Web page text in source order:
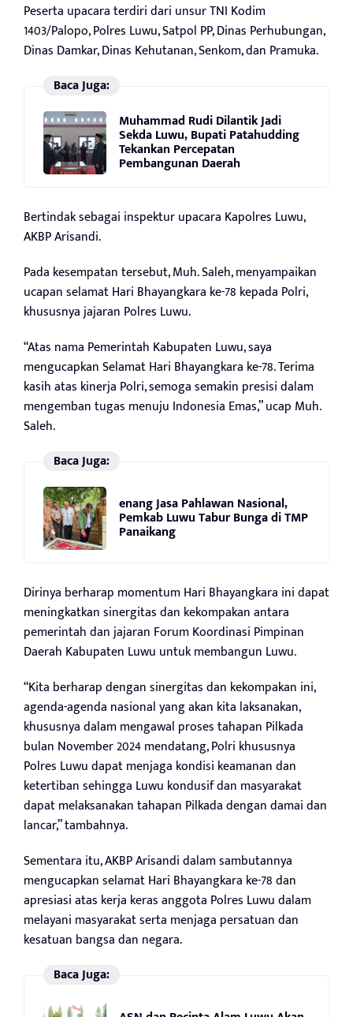
Peserta upacara terdiri dari unsur TNI Kodim
1403/Palopo, Polres Luwu, Satpol PP, Dinas Perhubungan,
Dinas Damkar, Dinas Kehutanan, Senkom, dan Pramuka.
Baca Juga:
Muhammad Rudi Dilantik Jadi
Sekda Luwu, Bupati Patahudding
Tekankan Percepatan
Pembangunan Daerah
Bertindak sebagai inspektur upacara Kapolres Luwu,
AKBP Arisandi.
Pada kesempatan tersebut, Muh. Saleh, menyampaikan
ucapan selamat Hari Bhayangkara ke-78 kepada Polri,
khususnya jajaran Polres Luwu.
“Atas nama Pemerintah Kabupaten Luwu, saya
mengucapkan Selamat Hari Bhayangkara ke-78. Terima
kasih atas kinerja Polri, semoga semakin presisi dalam
mengemban tugas menuju Indonesia Emas,” ucap Muh.
Saleh.
Baca Juga:
enang Jasa Pahlawan Nasional,
Pemkab Luwu Tabur Bunga di TMP
Panaikang
Dirinya berharap momentum Hari Bhayangkara ini dapat
meningkatkan sinergitas dan kekompakan antara
pemerintah dan jajaran Forum Koordinasi Pimpinan
Daerah Kabupaten Luwu untuk membangun Luwu.
“Kita berharap dengan sinergitas dan kekompakan ini,
agenda-agenda nasional yang akan kita laksanakan,
khususnya dalam mengawal proses tahapan Pilkada
bulan November 2024 mendatang, Polri khususnya
Polres Luwu dapat menjaga kondisi keamanan dan
ketertiban sehingga Luwu kondusif dan masyarakat
dapat melaksanakan tahapan Pilkada dengan damai dan
lancar,” tambahnya.
Sementara itu, AKBP Arisandi dalam sambutannya
mengucapkan selamat Hari Bhayangkara ke-78 dan
apresiasi atas kerja keras anggota Polres Luwu dalam
melayani masyarakat serta menjaga persatuan dan
kesatuan bangsa dan negara.
Baca Juga: